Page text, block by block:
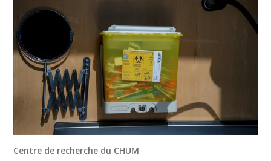
Centre de recherche du CHUM